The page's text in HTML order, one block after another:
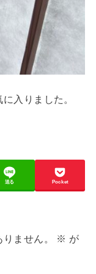
入りました。
送る Pocket
ません。 ※ が